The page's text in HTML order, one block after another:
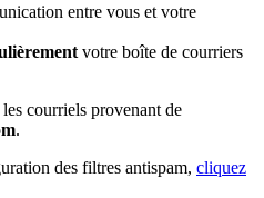
entre vous et votre
votre boîte de courriers
courriels provenant de
.
des filtres antispam, cliquez